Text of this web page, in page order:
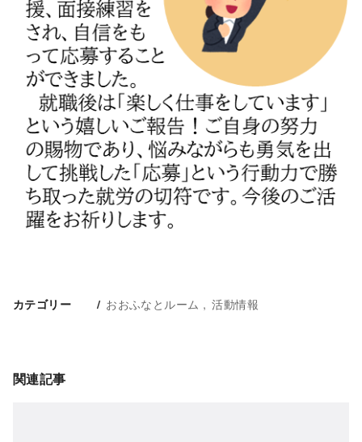
カテゴリー おおふなとルーム 活動情報
関連記事